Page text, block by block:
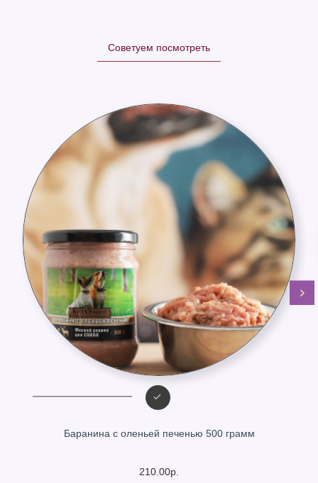
Советуем посмотреть
Баранина с оленьей печенью 500 грамм
210.00р.